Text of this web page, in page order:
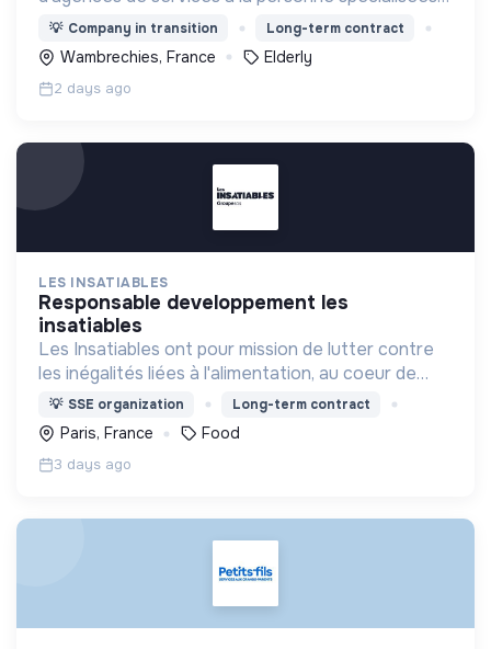
dans l'aide à domicile pour les personnes âgées.
💡 Company in transition Long-term contract
Wambrechies, France Elderly
2 days ago
LES INSATIABLES
responsable developpement les
insatiables
Les Insatiables ont pour mission de lutter contre
les inégalités liées à l'alimentation, au coeur de
tous les territoires.
💡 SSE organization Long-term contract
Paris, France Food
3 days ago